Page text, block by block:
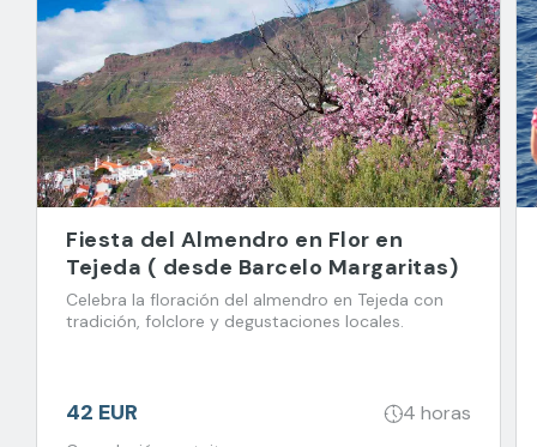
Fiesta del Almendro en Flor en
Tejeda ( desde Barcelo Margaritas)
Celebra la floración del almendro en Tejeda con
tradición, folclore y degustaciones locales.
42 EUR 4 horas